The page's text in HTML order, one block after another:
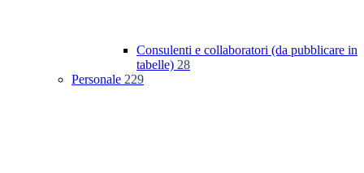
Consulenti e collaboratori (da pubblicare in
tabelle) 28
Personale 229